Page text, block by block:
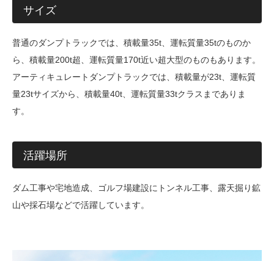
サイズ
普通のダンプトラックでは、積載量35t、運転質量35tのものか
ら、積載量200t超、運転質量170t近い超大型のものもあります。
アーティキュレートダンプトラックでは、積載量が23t、運転質
量23tサイズから、積載量40t、運転質量33tクラスまでありま
す。
活躍場所
ダム工事や宅地造成、ゴルフ場建設にトンネル工事、露天掘り鉱
山や採石場などで活躍しています。